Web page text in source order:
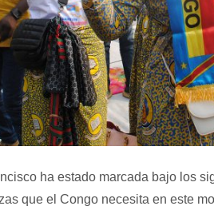
ha estado marcada bajo los
que el Congo necesita en este